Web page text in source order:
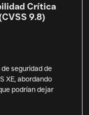
Crítica
9.8)
seguridad de
XE, abordando
podrían dejar